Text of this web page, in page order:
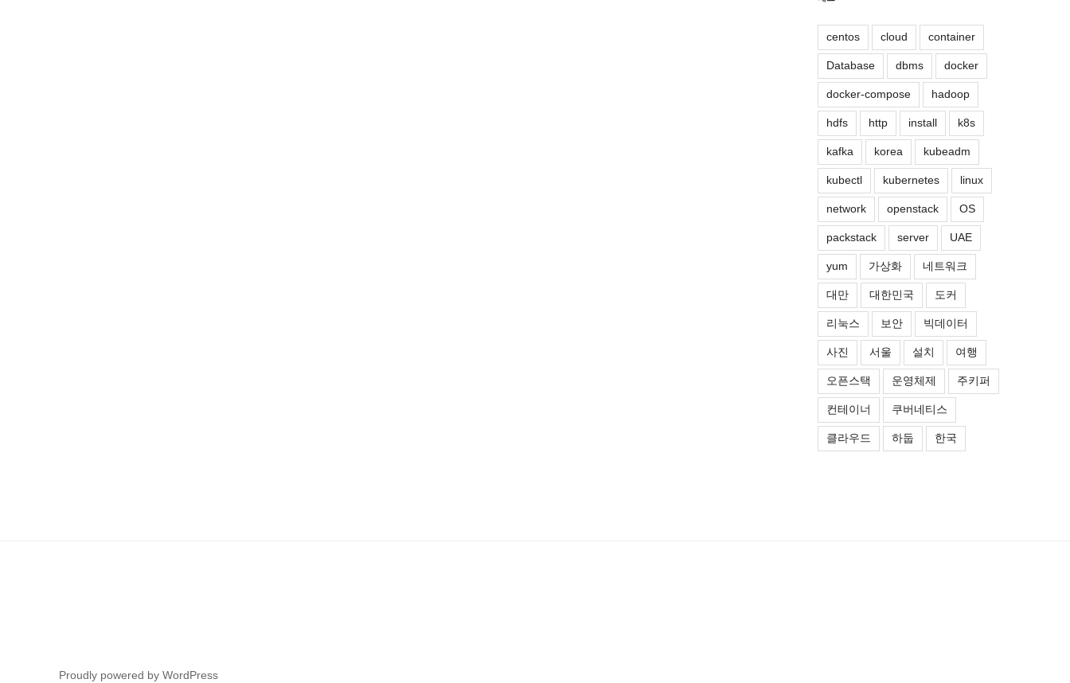
centos cloud container
Database dbms docker
docker-compose hadoop
hdfs http install k8s
kafka korea kubeadm
kubectl kubernetes linux
network openstack OS
packstack server UAE
yum 가상화 네트워크
대만 대한민국 도커
리눅스 보안 빅데이터
사진 서울 설치 여행
오픈스택 운영체제 주키퍼
컨테이너 쿠버네티스
클라우드 하둡 한국
Proudly powered by WordPress